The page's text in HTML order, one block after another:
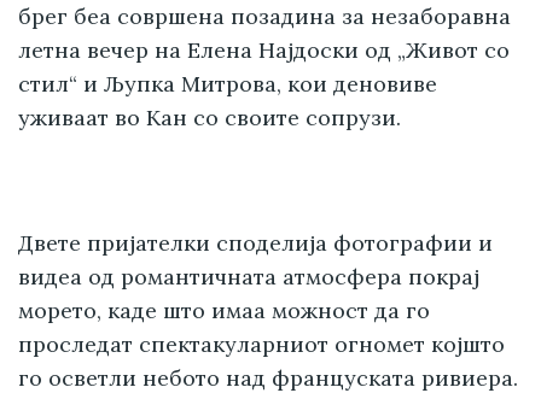
брег беа совршена позадина за незаборавна
летна вечер на Елена Најдоски од „Живот со
стил“ и Љупка Митрова, кои деновиве
уживаат во Кан со своите сопрузи.
Двете пријателки споделија фотографии и
видеа од романтичната атмосфера покрај
морето, каде што имаа можност да го
проследат спектакуларниот огномет којшто
го осветли небото над француската ривиера.